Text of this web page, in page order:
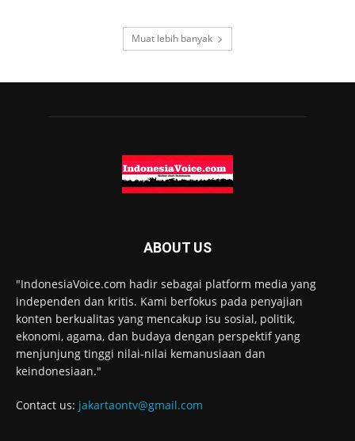
Muat lebih banyak
ABOUT US
"IndonesiaVoice.com hadir sebagai platform media yang
independen dan kritis. Kami berfokus pada penyajian
konten berkualitas yang mencakup isu sosial, politik,
ekonomi, agama, dan budaya dengan perspektif yang
menjunjung tinggi nilai-nilai kemanusiaan dan
keindonesiaan."
Contact us: jakartaontv@gmail.com